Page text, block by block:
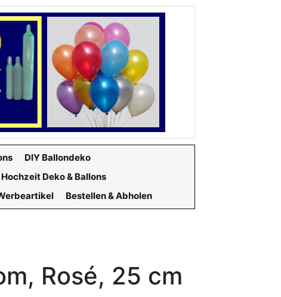
DIY Ballondeko
Hochzeit Deko & Ballons
Bestellen & Abholen
Rosé, 25 cm